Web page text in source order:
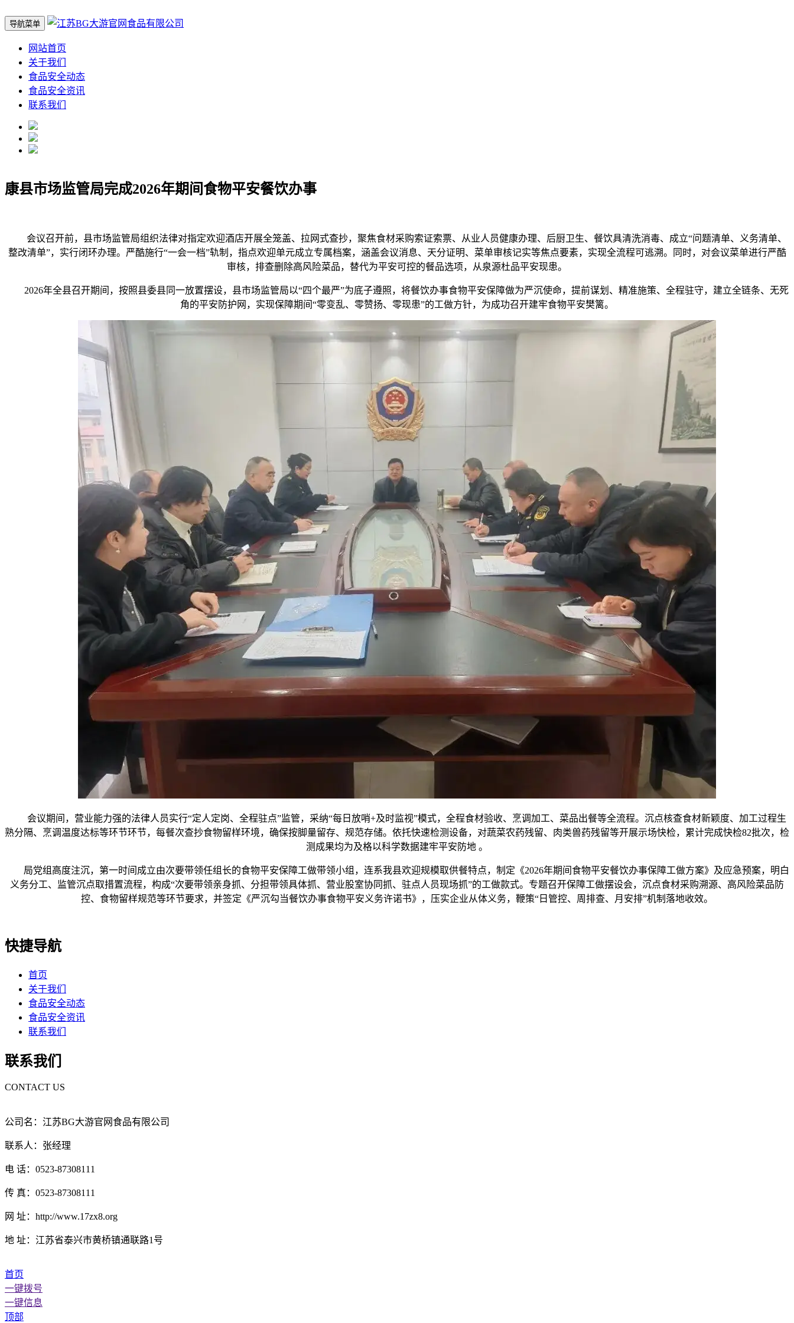
导航菜单
网站首页
关于我们
食品安全动态
食品安全资讯
联系我们
康县市场监管局完成2026年期间食物平安餐饮办事
会议召开前，县市场监管局组织法律对指定欢迎酒店开展全笼盖、拉网式查抄，聚焦食材采购索证索票、从业人员健康办理、后厨卫生、餐饮具清洗消毒、成立“问题清单、义务清单、
整改清单”，实行闭环办理。严酷施行“一会一档”轨制，指点欢迎单元成立专属档案，涵盖会议消息、天分证明、菜单审核记实等焦点要素，实现全流程可逃溯。同时，对会议菜单进行严酷
审核，排查删除高风险菜品，替代为平安可控的餐品选项，从泉源杜品平安现患。
2026年全县召开期间，按照县委县同一放置摆设，县市场监管局以“四个最严”为底子遵照，将餐饮办事食物平安保障做为严沉使命，提前谋划、精准施策、全程驻守，建立全链条、无死
角的平安防护网，实现保障期间“零变乱、零赞扬、零现患”的工做方针，为成功召开建牢食物平安樊篱。
会议期间，营业能力强的法律人员实行“定人定岗、全程驻点”监管，采纳“每日放哨+及时监视”模式，全程食材验收、烹调加工、菜品出餐等全流程。沉点核查食材新颖度、加工过程生
熟分隔、烹调温度达标等环节环节，每餐次查抄食物留样环境，确保按脚量留存、规范存储。依托快速检测设备，对蔬菜农药残留、肉类兽药残留等开展示场快检，累计完成快检82批次，检
测成果均为及格以科学数据建牢平安防地 。
局党组高度注沉，第一时间成立由次要带领任组长的食物平安保障工做带领小组，连系我县欢迎规模取供餐特点，制定《2026年期间食物平安餐饮办事保障工做方案》及应急预案，明白
义务分工、监管沉点取措置流程，构成“次要带领亲身抓、分担带领具体抓、营业股室协同抓、驻点人员现场抓”的工做款式。专题召开保障工做摆设会，沉点食材采购溯源、高风险菜品防
控、食物留样规范等环节要求，并签定《严沉勾当餐饮办事食物平安义务许诺书》，压实企业从体义务，鞭策“日管控、周排查、月安排”机制落地收效。
快捷导航
首页
关于我们
食品安全动态
食品安全资讯
联系我们
联系我们
CONTACT US
公司名：江苏BG大游官网食品有限公司
联系人：张经理
电 话：0523-87308111
传 真：0523-87308111
网 址：http://www.17zx8.org
地 址：江苏省泰兴市黄桥镇通联路1号
首页
一键拨号
一键信息
顶部